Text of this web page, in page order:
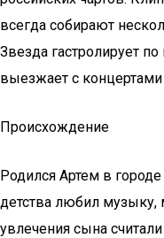
всегда собирают
Звезда гастролирует
выезжает с
Происхождение
Родился Артем в
детства любил музыку,
увлечения сына